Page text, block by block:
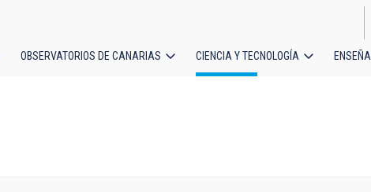
OBSERVATORIOS DE CANARIAS CIENCIA Y TECNOLOGÍA